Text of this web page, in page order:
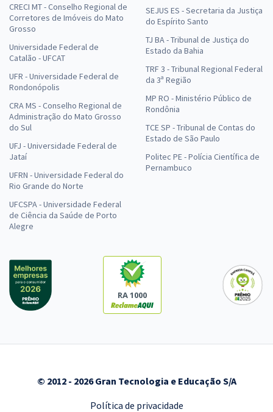
CRECI MT - Conselho Regional de
Corretores de Imóveis do Mato
Grosso
Universidade Federal de
Catalão - UFCAT
UFR - Universidade Federal de
Rondonópolis
CRA MS - Conselho Regional de
Administração do Mato Grosso
do Sul
UFJ - Universidade Federal de
Jataí
UFRN - Universidade Federal do
Rio Grande do Norte
UFCSPA - Universidade Federal
de Ciência da Saúde de Porto
Alegre
SEJUS ES - Secretaria da Justiça
do Espírito Santo
TJ BA - Tribunal de Justiça do
Estado da Bahia
TRF 3 - Tribunal Regional Federal
da 3ª Região
MP RO - Ministério Público de
Rondônia
TCE SP - Tribunal de Contas do
Estado de São Paulo
Politec PE - Polícia Científica de
Pernambuco
RA 1000
© 2012 - 2026 Gran Tecnologia e Educação S/A
Política de privacidade